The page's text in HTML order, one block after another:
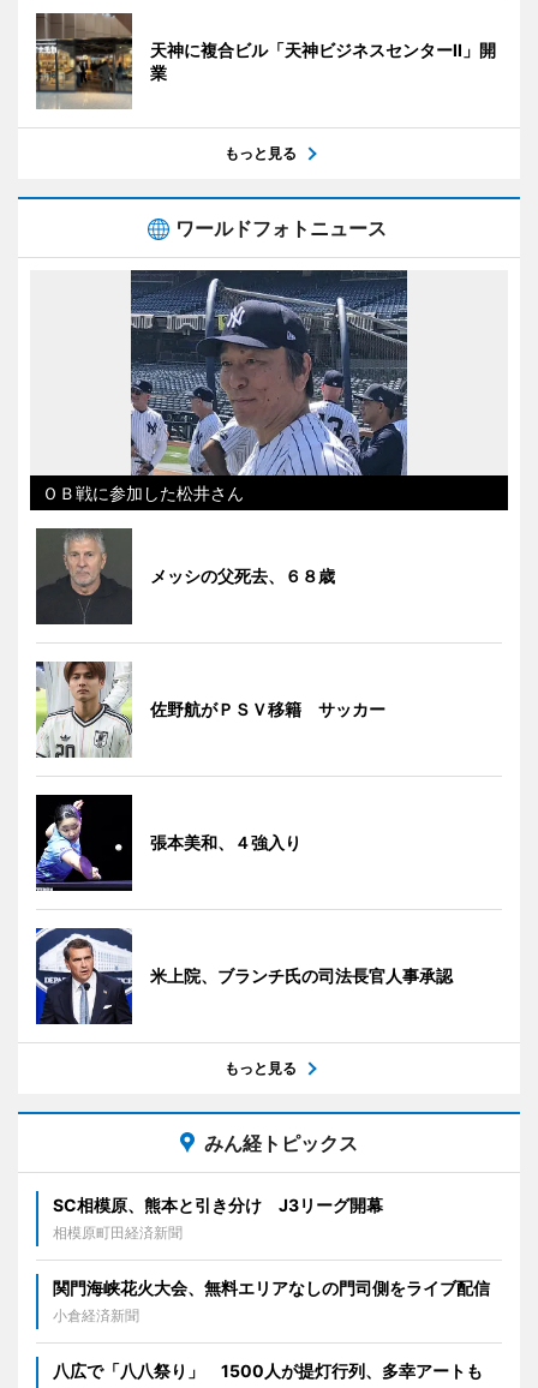
天神に複合ビル「天神ビジネスセンターII」開
業
もっと見る
ワールドフォトニュース
ＯＢ戦に参加した松井さん
メッシの父死去、６８歳
佐野航がＰＳＶ移籍 サッカー
張本美和、４強入り
米上院、ブランチ氏の司法長官人事承認
もっと見る
みん経トピックス
SC相模原、熊本と引き分け J3リーグ開幕
相模原町田経済新聞
関門海峡花火大会、無料エリアなしの門司側をライブ配信
小倉経済新聞
八広で「八八祭り」 1500人が提灯行列、多幸アートも